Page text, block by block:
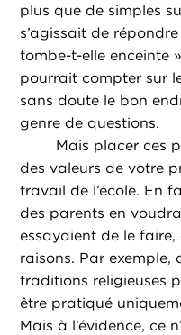
plus que de simples
s’agissait de
tombe-t-elle enceinte
pourrait compter sur
sans doute le bon
genre de questions.
Mais placer ces
des valeurs de votre
travail de l’école. En
des parents en
essayaient de le
raisons. Par
traditions religieuses
être pratiqué
Mais à l’évidence, ce